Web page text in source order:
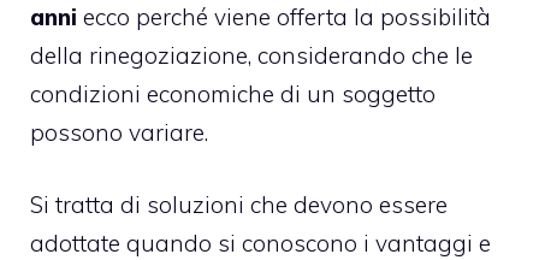
anni ecco perché viene offerta la possibilità
della rinegoziazione, considerando che le
condizioni economiche di un soggetto
possono variare.
Si tratta di soluzioni che devono essere
adottate quando si conoscono i vantaggi e